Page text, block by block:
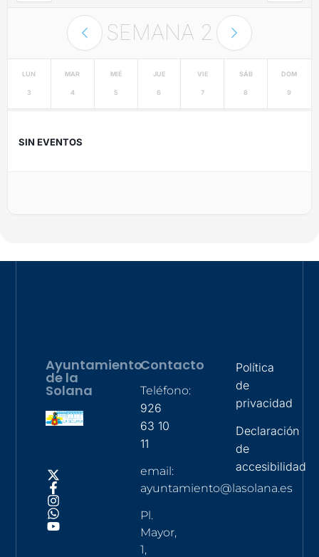
SEMANA 2
LUN
3
MAR
4
MIÉ
5
JUE
6
VIE
7
SÁB
8
DOM
9
SIN EVENTOS
Ayuntamiento
de la
Solana
Contacto
Teléfono:
926
63 10
11
email:
ayuntamiento@lasolana.es
Pl.
Mayor,
1,
Política
de
privacidad
Declaración
de
accesibilidad